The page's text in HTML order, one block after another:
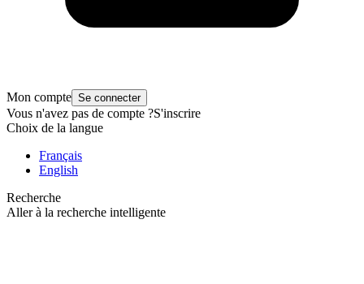
Mon compte Se connecter
Vous n'avez pas de compte ?S'inscrire
Choix de la langue
Français
English
Recherche
Aller à la recherche intelligente